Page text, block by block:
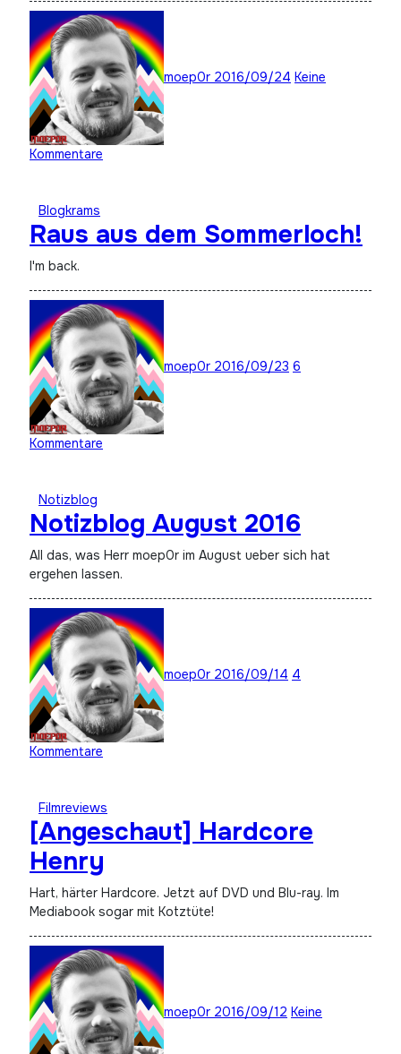
moep0r 2016/09/24 Keine
Kommentare
Blogkrams
Raus aus dem Sommerloch!
I'm back.
moep0r 2016/09/23 6
Kommentare
Notizblog
Notizblog August 2016
All das, was Herr moep0r im August ueber sich hat
ergehen lassen.
moep0r 2016/09/14 4
Kommentare
Filmreviews
[Angeschaut] Hardcore
Henry
Hart, härter Hardcore. Jetzt auf DVD und Blu-ray. Im
Mediabook sogar mit Kotztüte!
moep0r 2016/09/12 Keine